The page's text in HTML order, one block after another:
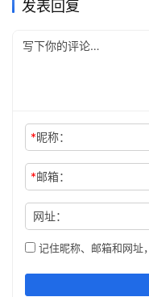
发表回复
*昵称：
*邮箱：
网址：
记住昵称、邮箱和网址